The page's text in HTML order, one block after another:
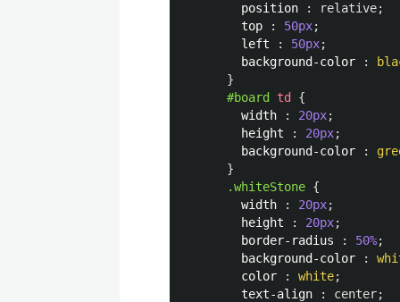
position
: relative;
top
: 50px;
left
: 50px;
background-color
:
}
#board
td
{
width
: 20px;
height
: 20px;
background-color
:
}
.whiteStone {
width
: 20px;
height
: 20px;
border-radius
: 50%;
background-color
:
color
: white;
text-align
: center;